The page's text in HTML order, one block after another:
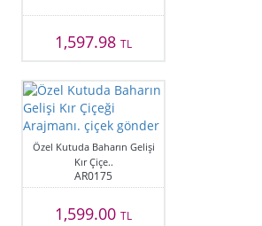
1,597.98TL
Özel Kutuda Baharın Gelişi
Kır Çiçe..
AR0175
1,599.00TL